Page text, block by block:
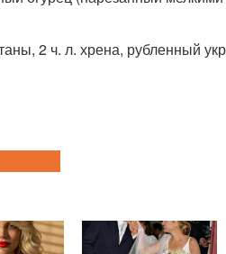
2 ч. л. хрена, рубленный